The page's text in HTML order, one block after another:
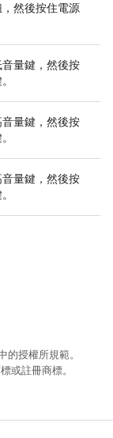
然後按住電源
量鍵，然後按
量鍵，然後按
量鍵，然後按
的授權所規範。
或註冊商標。